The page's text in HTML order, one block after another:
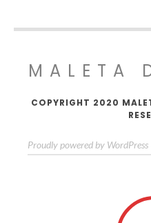
MALETA
COPYRIGHT 2020
Proudly powered by WordPress